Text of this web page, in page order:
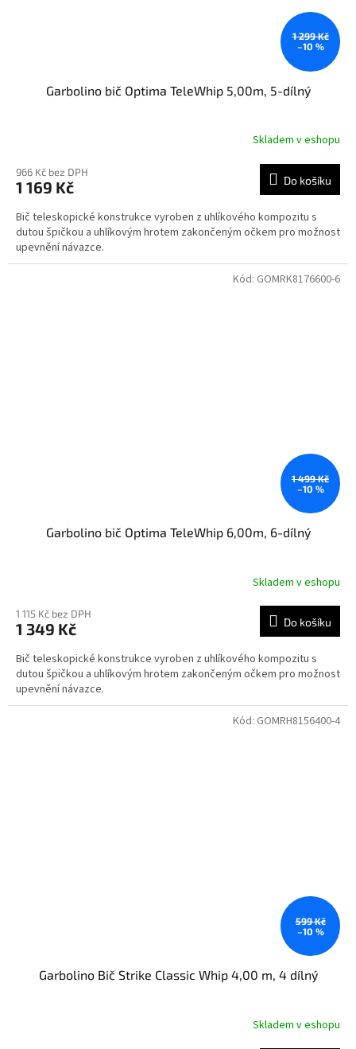
1 299 Kč
–10 %
Garbolino bič Optima TeleWhip 5,00m, 5-dílný
Skladem v eshopu
966 Kč bez DPH
1 169 Kč Do košíku
Bič teleskopické konstrukce vyroben z uhlíkového kompozitu s
dutou špičkou a uhlíkovým hrotem zakončeným očkem pro možnost
upevnění návazce.
1 499 Kč
–10 %
Garbolino bič Optima TeleWhip 6,00m, 6-dílný
Skladem v eshopu
1 115 Kč bez DPH
1 349 Kč Do košíku
Bič teleskopické konstrukce vyroben z uhlíkového kompozitu s
dutou špičkou a uhlíkovým hrotem zakončeným očkem pro možnost
upevnění návazce.
Kód: GOMRK8176600-6
599 Kč
–10 %
Garbolino Bič Strike Classic Whip 4,00 m, 4 dílný
Skladem v eshopu
Kód: GOMRH8156400-4